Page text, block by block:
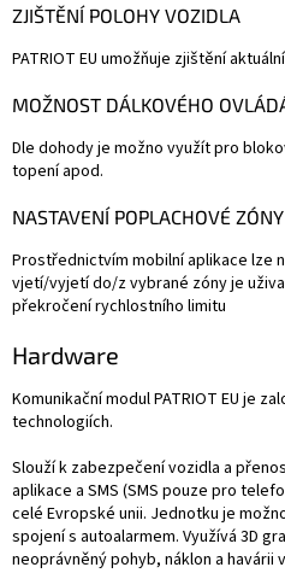
ZJIŠTĚNÍ POLOHY VOZIDLA
PATRIOT EU umožňuje zjištění
MOŽNOST DÁLKOVÉHO
Dle dohody je možno využít pro
topení apod.
NASTAVENÍ POPLACHOVÉ
Prostřednictvím mobilní aplikace lze
vjetí/vyjetí do/z vybrané zóny je
překročení rychlostního limitu
Hardware
Komunikační modul PATRIOT EU je
technologiích.
Slouží k zabezpečení vozidla a
aplikace a SMS (SMS pouze pro
celé Evropské unii. Jednotku je
spojení s autoalarmem. Využívá 3D
neoprávněný pohyb, náklon a havárii